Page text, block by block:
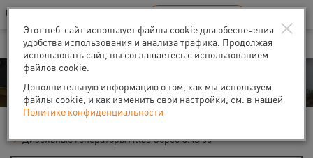
Ваш город:Казань
В Вашем регионе нет наших офисов RU EN
Аренда
Дизельные генераторы Atlas Copco QAS 60
×
Этот веб-сайт использует файлы cookie для обеспечения
удобства использования и анализа трафика. Продолжая
использовать сайт, вы соглашаетесь с использованием
файлов cookie.
Дополнительную информацию о том, как мы используем
файлы cookie, и как изменить свои настройки, см. в нашей
Политике конфиденциальности